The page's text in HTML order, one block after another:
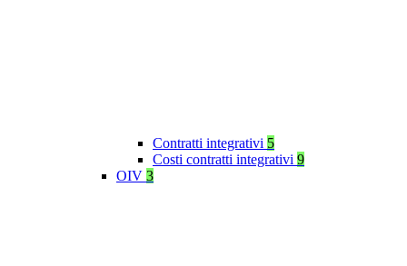
Contratti integrativi 5
Costi contratti integrativi 9
OIV 3